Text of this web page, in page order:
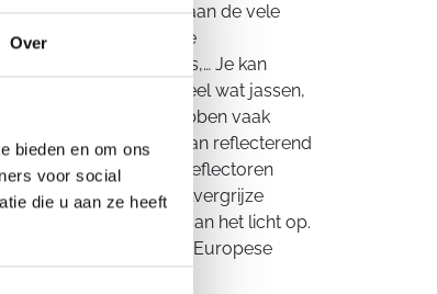
Over
bieden en om ons
voor social
die u aan ze heeft
verkeer. Denk maar aan de vele
zijn: reflecterende
stickers, tape, petjes,… Je kan
gaan kiezen. Heel wat jassen,
en schoenen hebben vaak
Let bij de aankoop van reflecterend
product. Gekleurde reflectoren
stuk minder dan zilvergrijze
namelijk een deel van het licht op.
dat voldoet aan de Europese